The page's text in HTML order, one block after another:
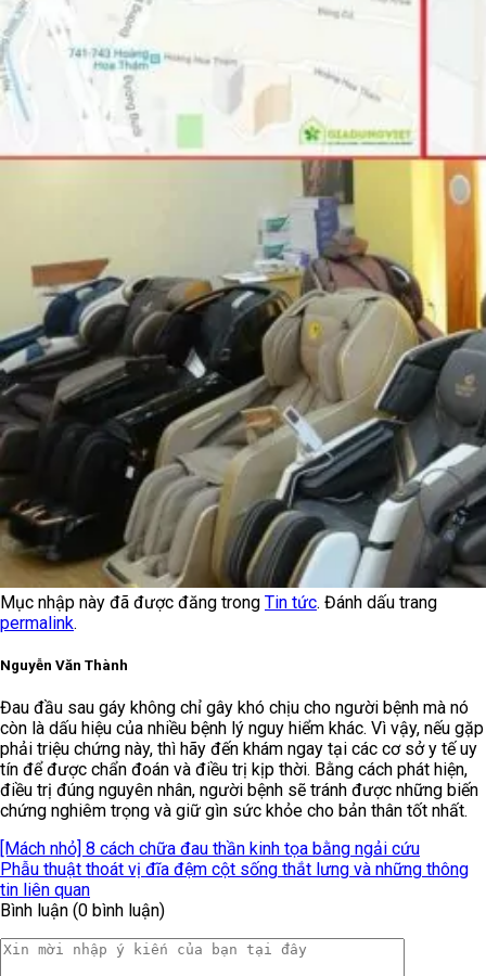
Mục nhập này đã được đăng trong Tin tức. Đánh dấu trang
permalink.
Nguyễn Văn Thành
Đau đầu sau gáy không chỉ gây khó chịu cho người bệnh mà nó
còn là dấu hiệu của nhiều bệnh lý nguy hiểm khác. Vì vậy, nếu gặp
phải triệu chứng này, thì hãy đến khám ngay tại các cơ sở y tế uy
tín để được chẩn đoán và điều trị kịp thời. Bằng cách phát hiện,
điều trị đúng nguyên nhân, người bệnh sẽ tránh được những biến
chứng nghiêm trọng và giữ gìn sức khỏe cho bản thân tốt nhất.
[Mách nhỏ] 8 cách chữa đau thần kinh tọa bằng ngải cứu
Phẫu thuật thoát vị đĩa đệm cột sống thắt lưng và những thông
tin liên quan
Bình luận (0 bình luận)